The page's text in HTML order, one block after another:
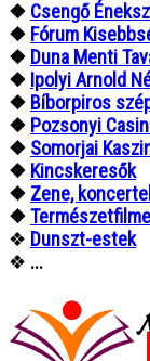
❖ Csengő
❖ Fórum
❖ Duna Menti
❖ Ipolyi Arnold
❖ Bíborpiros
❖ Pozsonyi
❖ Somorjai
❖ Kincskeresők
❖ Zene,
❖
❖ Dunszt-estek
❖ ...